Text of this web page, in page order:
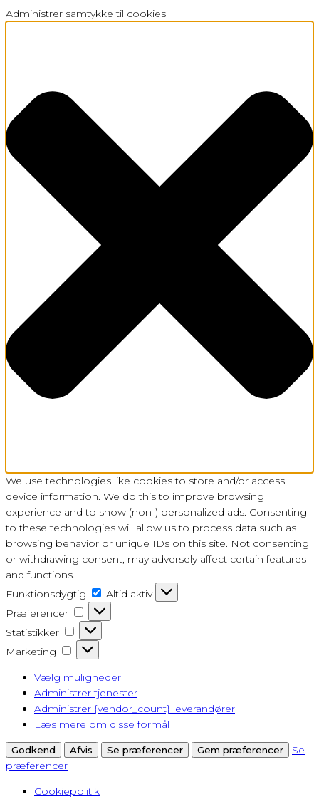
Administrer samtykke til cookies
We use technologies like cookies to store and/or access
device information. We do this to improve browsing
experience and to show (non-) personalized ads. Consenting
to these technologies will allow us to process data such as
browsing behavior or unique IDs on this site. Not consenting
or withdrawing consent, may adversely affect certain features
and functions.
Funktionsdygtig
Funktionsdygtig
Altid aktiv
Præferencer
Præferencer
Statistikker Statistikker
Marketing Marketing
Vælg muligheder
Administrer tjenester
Administrer {vendor_count} leverandører
Læs mere om disse formål
Godkend Afvis Se præferencer Gem præferencer
Se
præferencer
Cookiepolitik